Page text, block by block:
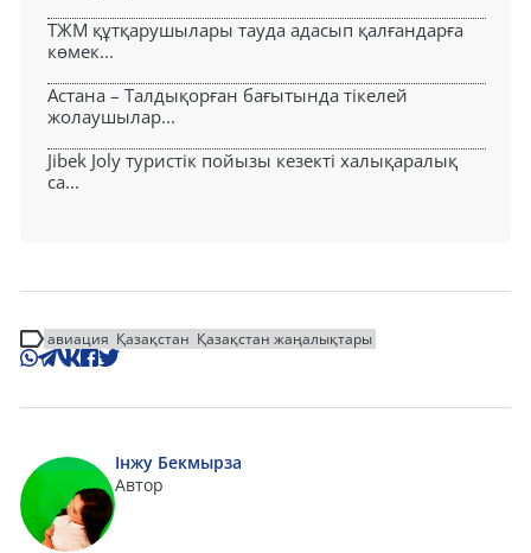
ТЖМ құтқарушылары тауда адасып қалғандарға
көмек...
Астана – Талдықорған бағытында тікелей
жолаушылар...
Jibek Joly туристік пойызы кезекті халықаралық
са...
авиация Қазақстан Қазақстан жаңалықтары
Інжу Бекмырза
Автор